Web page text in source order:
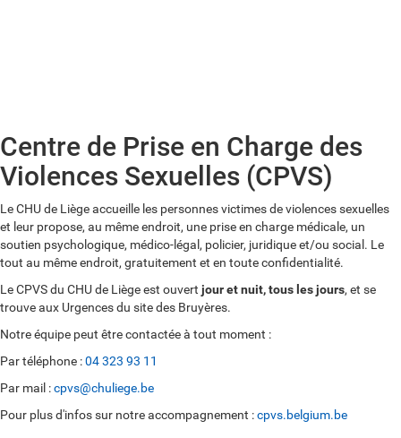
Centre de Prise en Charge des
Violences Sexuelles (CPVS)
Le CHU de Liège accueille les personnes victimes de violences sexuelles
et leur propose, au même endroit, une prise en charge médicale, un
soutien psychologique, médico-légal, policier, juridique et/ou social. Le
tout au même endroit, gratuitement et en toute confidentialité.
Le CPVS du CHU de Liège est ouvert jour et nuit, tous les jours, et se
trouve aux Urgences du site des Bruyères.
Notre équipe peut être contactée à tout moment :
Par téléphone :04 323 93 11
Par mail :cpvs@chuliege.be
Pour plus d'infos sur notre accompagnement :cpvs.belgium.be